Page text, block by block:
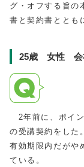
グ・オフする旨の
書と契約書ととも
25歳 女性 会
2年前に、ポイ
の受講契約をした
有効期限内だがや
ている。